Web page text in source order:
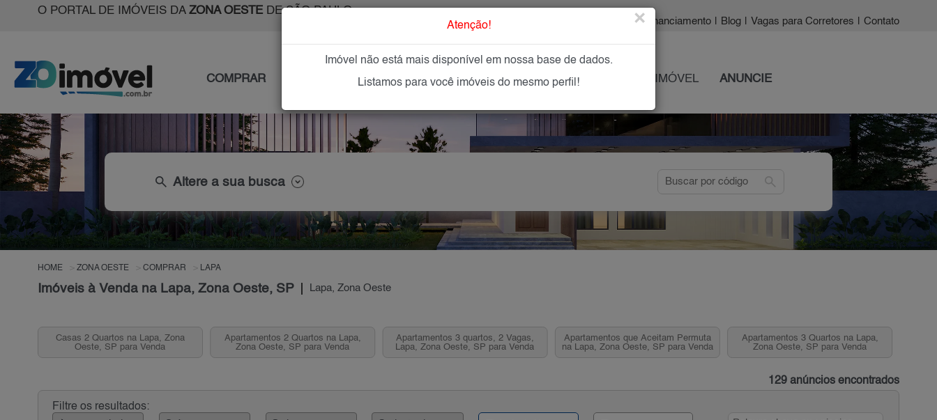
O PORTAL DE IMÓVEIS DA ZONA OESTEDE SÃO PAULO
| Financiamento Blog Vagas para Corretores Contato
COMPRAR IMÓVEIS NOVOS IMOBILIÁRIAS OFEREÇA SEU IMÓVEL ANUNCIE
search Altere a sua busca search
HOME ZONA OESTE COMPRAR LAPA
Imóveis à Venda na Lapa, Zona Oeste, SP Lapa, Zona Oeste
Casas 2 Quartos na Lapa, Zona
Oeste, SP para Venda
Apartamentos 2 Quartos na Lapa,
Zona Oeste, SP para Venda
Apartamentos 3 quartos, 2 Vagas,
Lapa, Zona Oeste, SP para Venda
Apartamentos que Aceitam Permuta
na Lapa, Zona Oeste, SP para Venda
Apartamentos 3 Quartos na Lapa,
Zona Oeste, SP para Venda
129 anúncios encontrados
Filtre os resultados:
Atenção! ×
Imóvel não está mais disponível em nossa base de dados.
Listamos para você imóveis do mesmo perfil!